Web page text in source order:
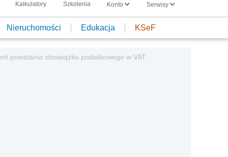
Kalkulatory Szkolenia Konto Serwisy
Nieruchomości Edukacja KSeF
powstania obowiązku podatkowego w VAT